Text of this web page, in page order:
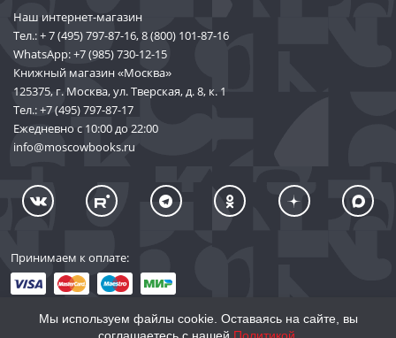
Наш интернет-магазин
Тел.:+ 7 (495) 797-87-16,8 (800) 101-87-16
WhatsApp:+7 (985) 730-12-15
Книжный магазин «Москва»
125375, г. Москва, ул. Тверская, д. 8, к. 1
Тел.:+7 (495) 797-87-17
Ежедневно с 10:00 до 22:00
info@moscowbooks.ru
Принимаем к оплате:
Мы используем файлы cookie. Оставаясь на сайте, вы